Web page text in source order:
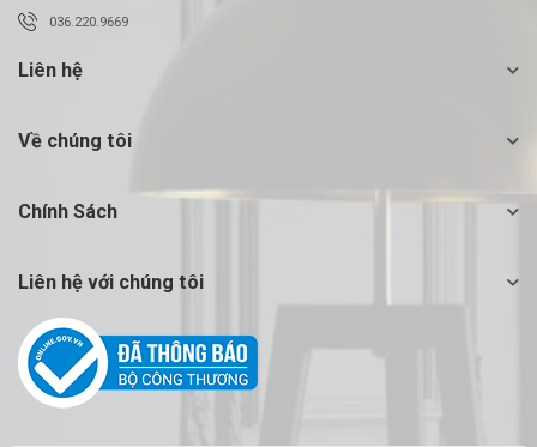
036.220.9669
Liên hệ
Về chúng tôi
Chính Sách
Liên hệ với chúng tôi